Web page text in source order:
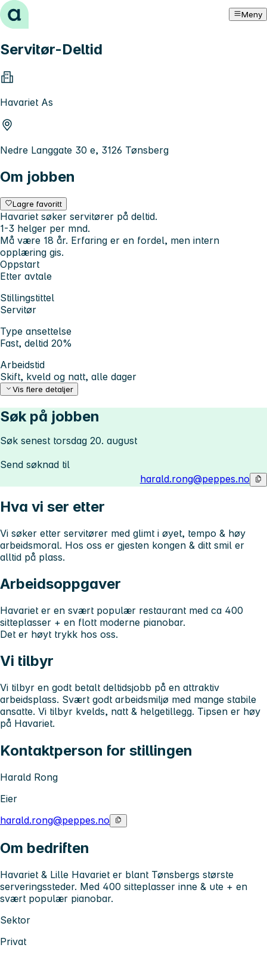
Hopp til innhold Meny
Servitør-Deltid
Havariet As
Nedre Langgate 30 e, 3126 Tønsberg
Om jobben
Lagre favoritt
Havariet søker servitører på deltid.
1-3 helger per mnd.
Må være 18 år. Erfaring er en fordel, men intern
opplæring gis.
Oppstart
Etter avtale
Stillingstittel
Servitør
Type ansettelse
Fast, deltid 20%
Arbeidstid
Skift, kveld og natt, alle dager
Vis flere detaljer
Søk på jobben
Søk senest torsdag 20. august
Send søknad til
harald.rong@peppes.no
Hva vi ser etter
Vi søker etter servitører med glimt i øyet, tempo & høy
arbeidsmoral. Hos oss er gjesten kongen & ditt smil er
alltid på plass.
Arbeidsoppgaver
Havariet er en svært populær restaurant med ca 400
sitteplasser + en flott moderne pianobar.
Det er høyt trykk hos oss.
Vi tilbyr
Vi tilbyr en godt betalt deltidsjobb på en attraktiv
arbeidsplass. Svært godt arbeidsmiljø med mange stabile
ansatte. Vi tilbyr kvelds, natt & helgetillegg. Tipsen er høy
på Havariet.
Kontaktperson for stillingen
Harald Rong
Eier
harald.rong@peppes.no
Om bedriften
Havariet & Lille Havariet er blant Tønsbergs største
serveringssteder. Med 400 sitteplasser inne & ute + en
svært populær pianobar.
Sektor
Privat